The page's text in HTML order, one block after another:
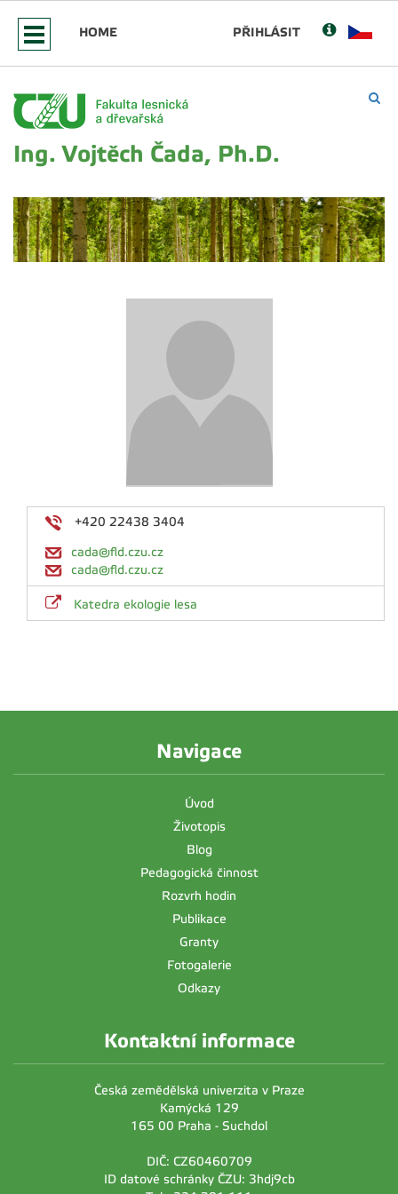
HOME PŘIHLÁSIT
Ing. Vojtěch Čada, Ph.D.
+420 22438 3404
cada@fld.czu.cz
cada@fld.czu.cz
Katedra ekologie lesa
Navigace
Úvod
Životopis
Blog
Pedagogická činnost
Rozvrh hodin
Publikace
Granty
Fotogalerie
Odkazy
Kontaktní informace
Česká zemědělská univerzita v Praze
Kamýcká 129
165 00 Praha - Suchdol
DIČ: CZ60460709
ID datové schránky ČZU: 3hdj9cb